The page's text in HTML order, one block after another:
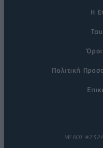
Η
Πολιτική
ΜΕΛΟΣ